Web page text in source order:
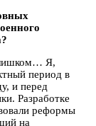
Я,
период в
и перед
Разработке
реформы
на